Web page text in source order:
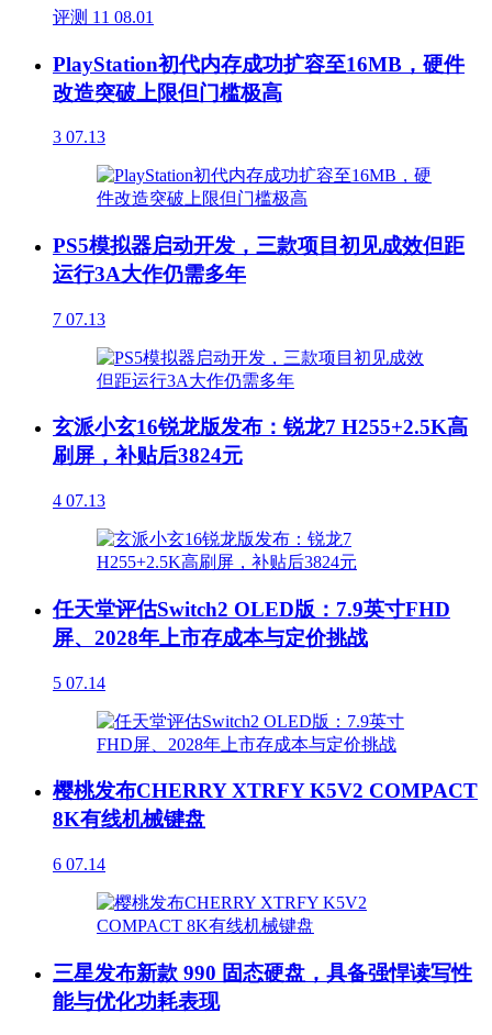
评测 11 08.01
PlayStation初代内存成功扩容至16MB，硬件
改造突破上限但门槛极高
3 07.13
PS5模拟器启动开发，三款项目初见成效但距
运行3A大作仍需多年
7 07.13
玄派小玄16锐龙版发布：锐龙7 H255+2.5K高
刷屏，补贴后3824元
4 07.13
任天堂评估Switch2 OLED版：7.9英寸FHD
屏、2028年上市存成本与定价挑战
5 07.14
樱桃发布CHERRY XTRFY K5V2 COMPACT
8K有线机械键盘
6 07.14
三星发布新款 990 固态硬盘，具备强悍读写性
能与优化功耗表现